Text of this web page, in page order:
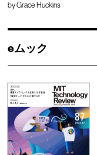
byGrace Huckins
eムック